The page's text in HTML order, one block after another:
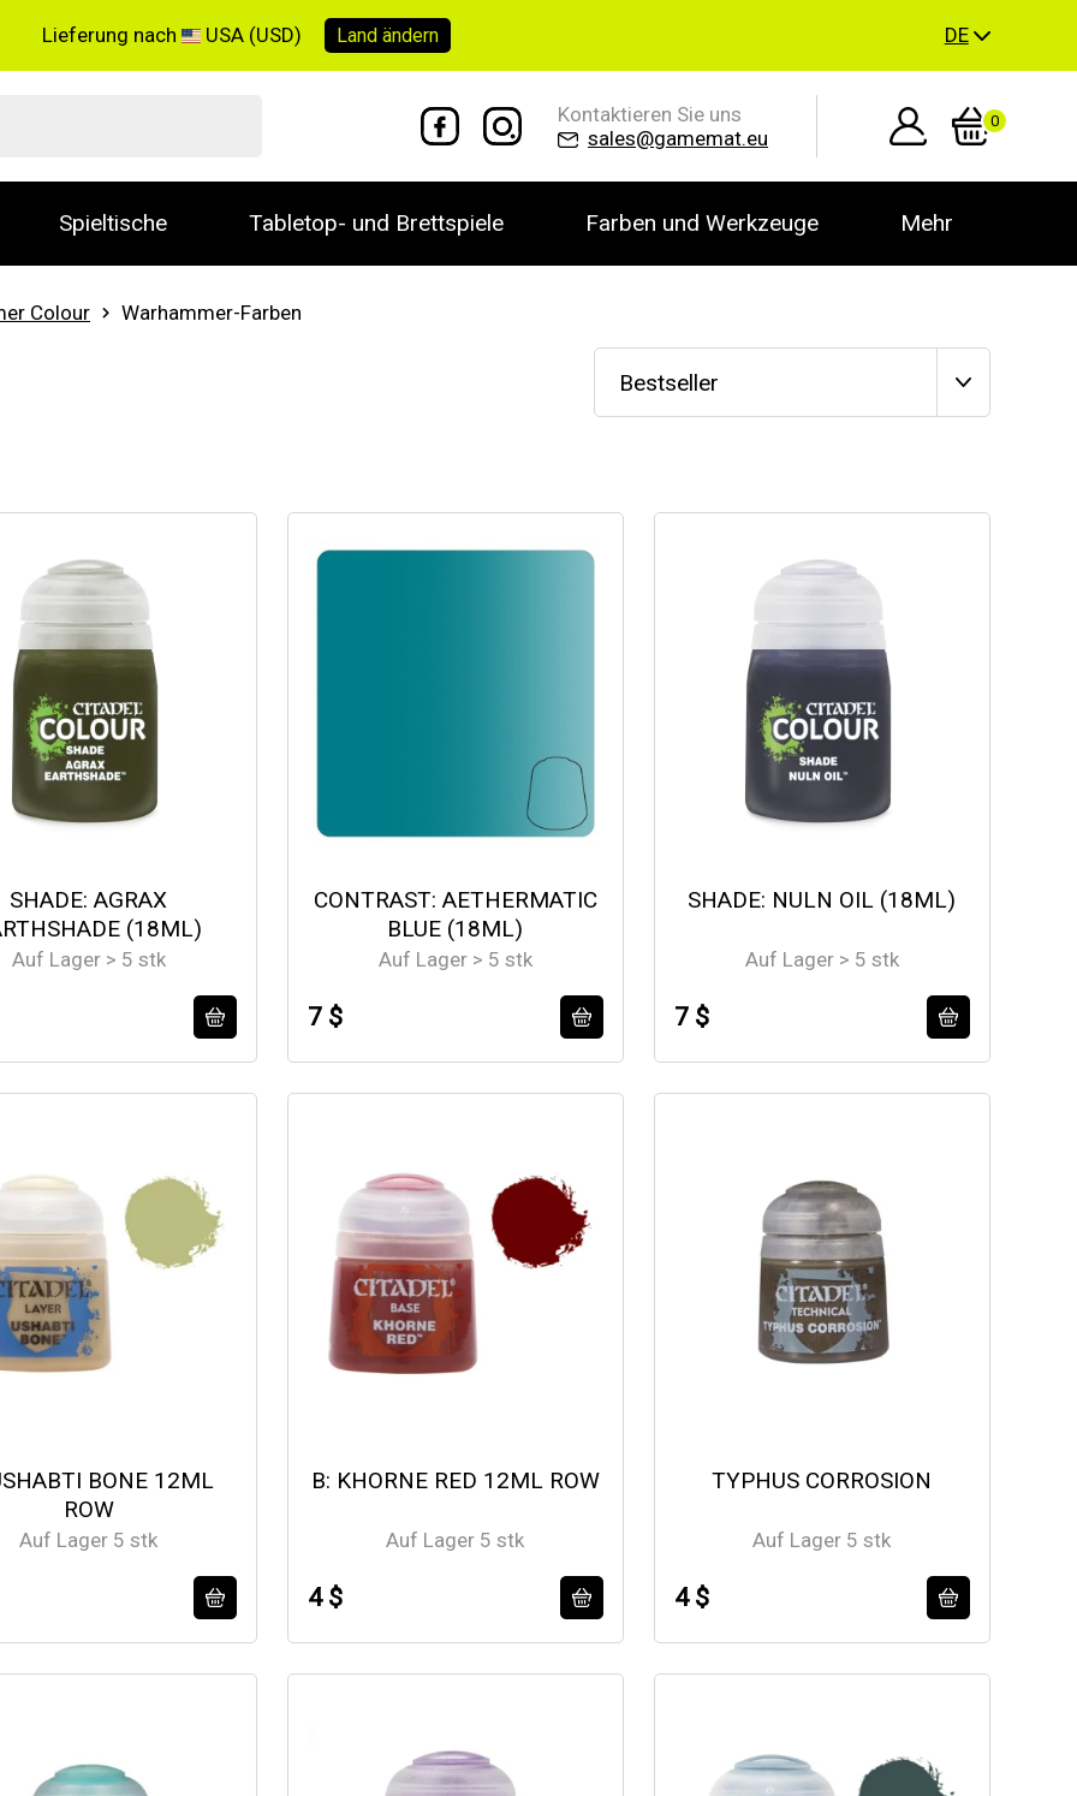
Lieferung nach USA (USD) Land ändern DE
Kontaktieren Sie uns
sales@gamemat.eu
0
Spieltische Tabletop- und Brettspiele Farben und Werkzeuge Mehr
Colour Warhammer-Farben
Bestseller
SHADE: AGRAX
(18ML)
Auf Lager > 5 stk
CONTRAST: AETHERMATIC
BLUE (18ML)
Auf Lager > 5 stk
7 $
SHADE: NULN OIL (18ML)
Auf Lager > 5 stk
7 $
BONE 12ML
ROW
Auf Lager 5 stk
B: KHORNE RED 12ML ROW
Auf Lager 5 stk
4 $
TYPHUS CORROSION
Auf Lager 5 stk
4 $